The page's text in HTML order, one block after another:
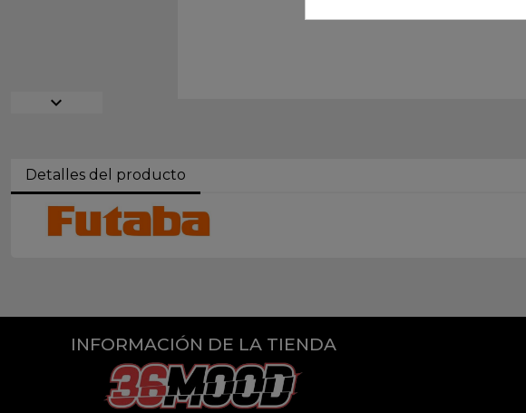
expand_more
Detalles del producto
INFORMACIÓN DE LA TIENDA